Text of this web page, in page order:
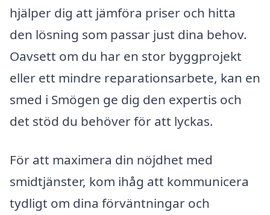
hjälper dig att jämföra priser och hitta
den lösning som passar just dina behov.
Oavsett om du har en stor byggprojekt
eller ett mindre reparationsarbete, kan en
smed i Smögen ge dig den expertis och
det stöd du behöver för att lyckas.
För att maximera din nöjdhet med
smidtjänster, kom ihåg att kommunicera
tydligt om dina förväntningar och